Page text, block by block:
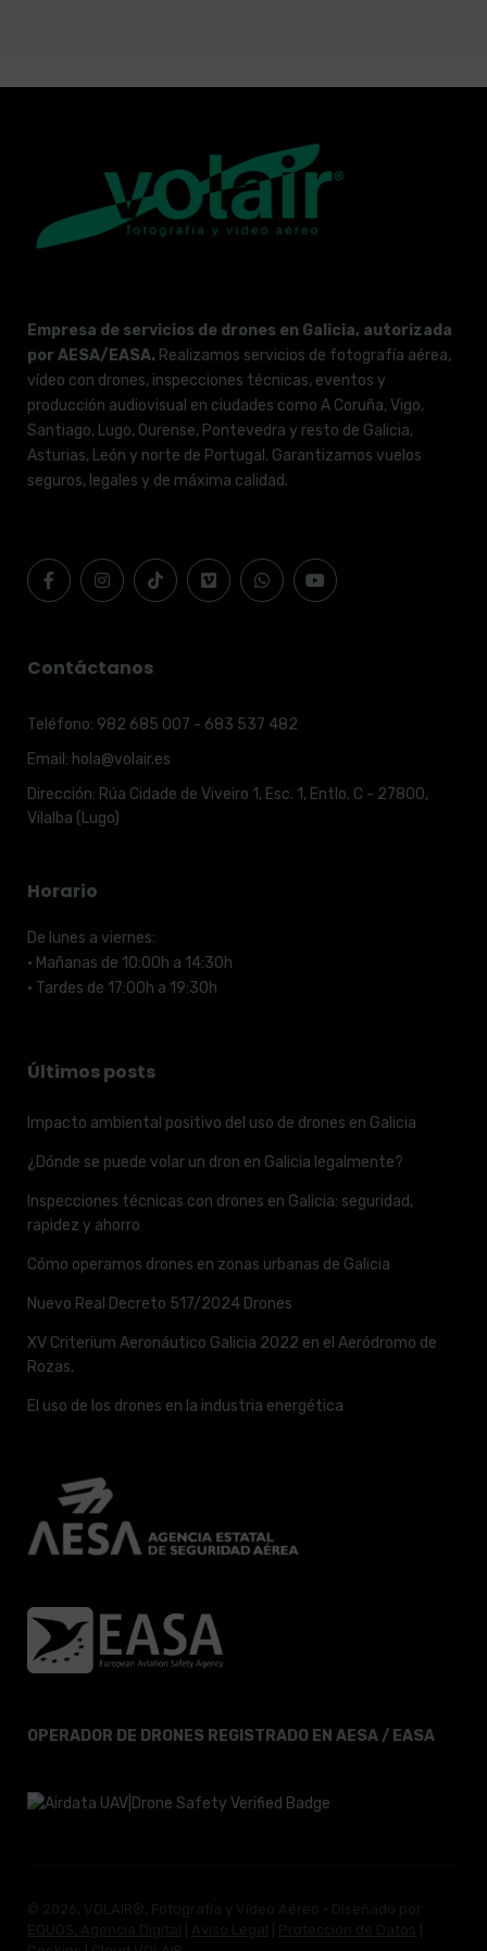
Empresa de servicios de drones en Galicia, autorizada
por AESA/EASA. Realizamos servicios de fotografía aérea,
vídeo con drones, inspecciones técnicas, eventos y
producción audiovisual en ciudades como A Coruña, Vigo,
Santiago, Lugo, Ourense, Pontevedra y resto de Galicia,
Asturias, León y norte de Portugal. Garantizamos vuelos
seguros, legales y de máxima calidad.
Contáctanos
Teléfono: 982 685 007 - 683 537 482
Email: hola@volair.es
Dirección: Rúa Cidade de Viveiro 1, Esc. 1, Entlo. C - 27800,
Vilalba (Lugo)
Horario
De lunes a viernes:
· Mañanas de 10:00h a 14:30h
· Tardes de 17:00h a 19:30h
Últimos posts
Impacto ambiental positivo del uso de drones en Galicia
¿Dónde se puede volar un dron en Galicia legalmente?
Inspecciones técnicas con drones en Galicia: seguridad,
rapidez y ahorro
Cómo operamos drones en zonas urbanas de Galicia
Nuevo Real Decreto 517/2024 Drones
XV Criterium Aeronáutico Galicia 2022 en el Aeródromo de
Rozas.
El uso de los drones en la industria energética
OPERADOR DE DRONES REGISTRADO EN AESA / EASA